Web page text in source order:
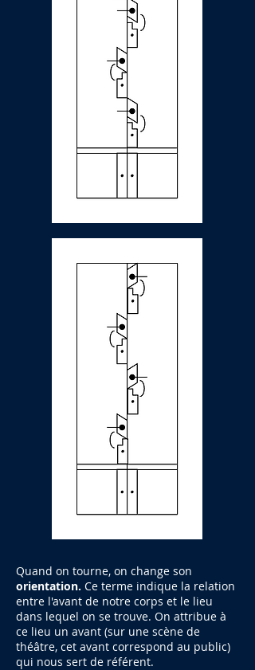
Quand on tourne, on change son
orientation. Ce terme indique la relation
entre l'avant de notre corps et le lieu
dans lequel on se trouve. On attribue à
ce lieu un avant (sur une scène de
théâtre, cet avant correspond au public)
qui nous sert de référent.